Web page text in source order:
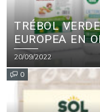
TRÉBOL
EUROPEA EN
PRINCIPALES
PARA
20/09/2022
0